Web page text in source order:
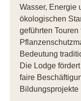
Wasser, Energie
ökologischen
geführten
Bedeutung
Die Lodge
faire